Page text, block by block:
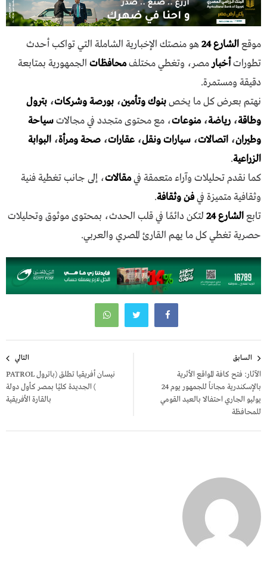
موقعالشارع 24
هو منصتك الإخبارية الشاملة التي تواكب أحدث
تطوراتأخبارمصر، وتغطي مختلفمحافظات الجمهورية بمتابعة
دقيقة ومستمرة.
نهتم بعرض كل ما يخصبنوك وتأمين، بورصة وشركات، بترول
وطاقة، رياضة،منوعات، مع محتوى متجدد في مجالاتسياحة
وطيران، اتصالات، سيارات ونقل، عقارات، صحة ومرأة، البوابة
الزراعية.
كما نقدم تحليلات وآراء متعمقة فيمقالات، إلى جانب تغطية فنية
وثقافية متميزة فيفن وثقافة.
تابعالشارع 24
لتكن دائمًا في قلب الحدث، بمحتوى موثوق وتحليلات
حصرية تغطي كل ما يهم القارئ المصري والعربي.
المقالات
السابق
الآثار: فتح كافة المواقع الأثرية
بالإسكندرية مجاناً للجمهور يوم 24
يوليو الجاري احتفالا بالعيد القومي
للمحافظة
التالي
نيسان أفريقيا تطلق (باترول PATROL
) الجديدة كليًا بمصر كأول دولة
بالقارة الأفريقية